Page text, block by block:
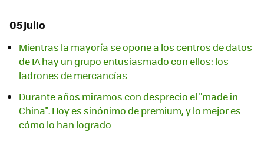
05 julio
Mientras la mayoría se opone a los centros de datos
de IA hay un grupo entusiasmado con ellos: los
ladrones de mercancías
Durante años miramos con desprecio el "made in
China". Hoy es sinónimo de premium, y lo mejor es
cómo lo han logrado